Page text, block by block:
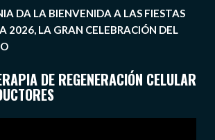
DA LA BIENVENIDA A LAS FIESTAS
2026, LA GRAN CELEBRACIÓN DEL
DE REGENERACIÓN CELULAR